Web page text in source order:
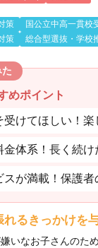
策 国公立中高一貫校
策
総合型選抜・学校
めポイント
受けてほしい！
体系！長く続け
が満載！保護
るきっかけを
いなお子さんのた